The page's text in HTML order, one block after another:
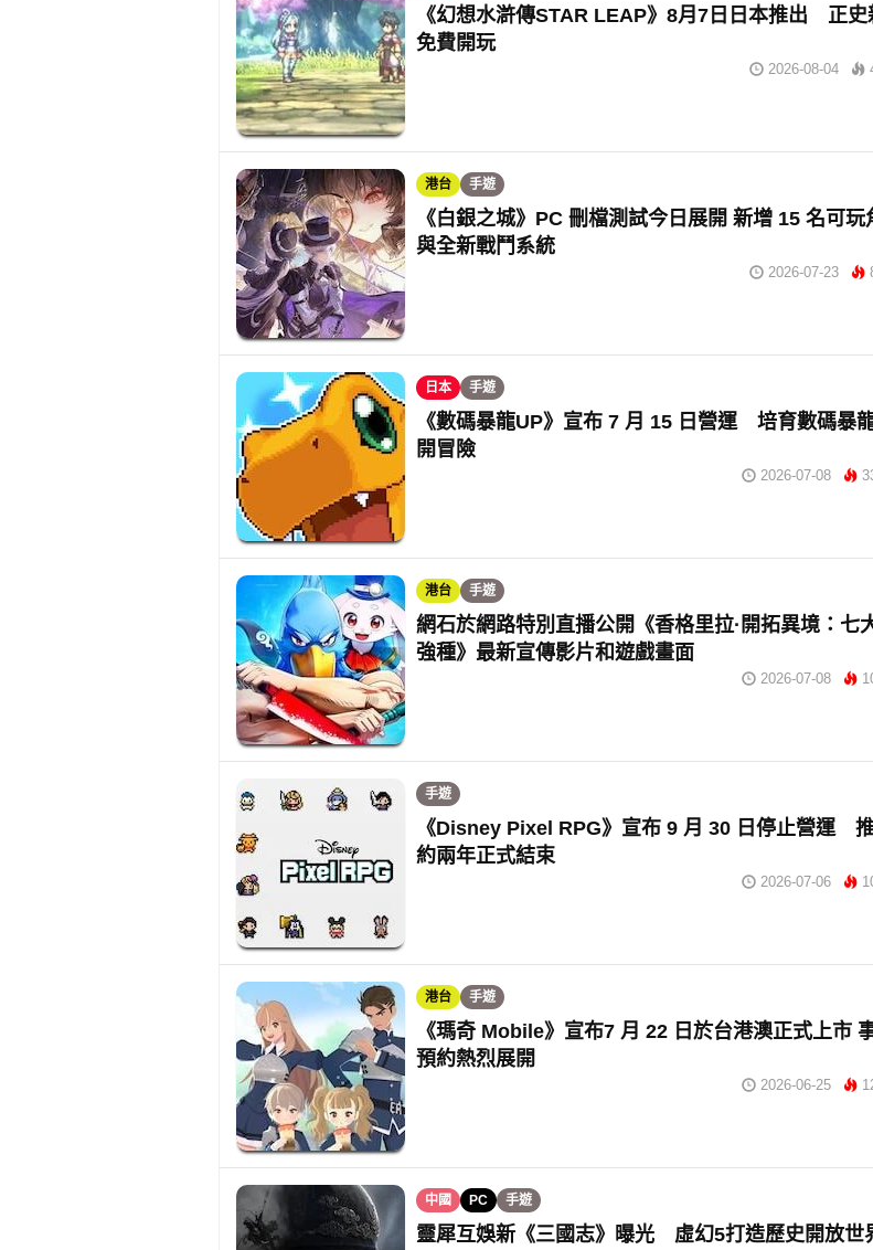
《幻想水滸傳STAR LEAP》8月7日日本推出 正史
免費開玩
2026-08-04
港台 手遊
《白銀之城》PC 刪檔測試今日展開 新增 15 名可玩
與全新戰鬥系統
2026-07-23
日本 手遊
《數碼暴龍UP》宣布 7 月 15 日營運 培育數碼暴
開冒險
2026-07-08
港台 手遊
網石於網路特別直播公開《香格里拉·開拓異境：七
強種》最新宣傳影片和遊戲畫面
2026-07-08
手遊
《Disney Pixel RPG》宣布 9 月 30 日停止營運
約兩年正式結束
2026-07-06
港台 手遊
《瑪奇 Mobile》宣布7 月 22 日於台港澳正式上市
預約熱烈展開
2026-06-25
中國 PC 手遊
靈犀互娛新《三國志》曝光 虛幻5打造歷史開放世